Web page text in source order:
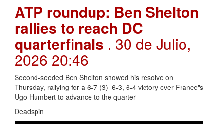
ATP roundup: Ben Shelton
rallies to reach DC
quarterfinals . 30 de Julio,
2026 20:46
Second-seeded Ben Shelton showed his resolve on
Thursday, rallying for a 6-7 (3), 6-3, 6-4 victory over France"s
Ugo Humbert to advance to the quarter
Deadspin